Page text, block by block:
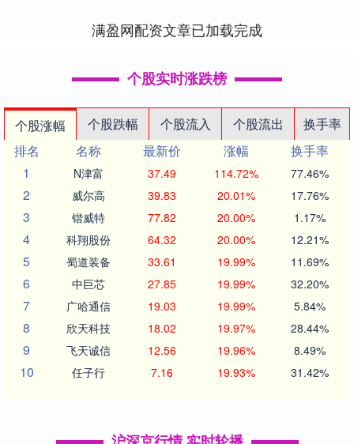
满盈网配资文章已加载完成
个股实时涨跌榜
个股涨幅 个股跌幅 个股流入 个股流出
换手率
排名
名称 最新价 涨幅
换手率
1
N津富 37.49 114.72% 77.46%
2 威尔高 39.83 20.01% 17.76%
3 锴威特 77.82 20.00% 1.17%
4 科翔股份 64.32 20.00% 12.21%
5 蜀道装备 33.61 19.99% 11.69%
6 中巨芯 27.85 19.99% 32.20%
7 广哈通信 19.03 19.99% 5.84%
8 欣天科技 18.02 19.97% 28.44%
9 飞天诚信 12.56 19.96% 8.49%
10 任子行 7.16 19.93% 31.42%